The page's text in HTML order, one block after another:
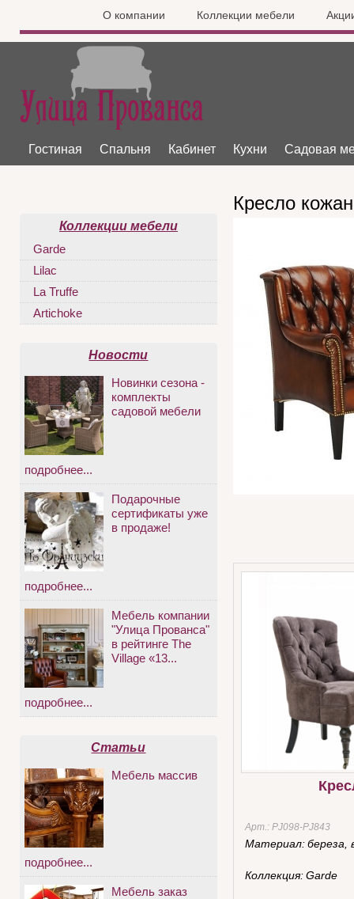
О компании Коллекции мебели
Гостиная Спальня Кабинет Кухни Садовая
Кресло
Арт.: PJ098-PJ843
Материал:береза,
Коллекция:Garde
Коллекции мебели
Garde
Lilac
La Truffe
Artichoke
Новости
Новинки сезона -
комплекты
садовой мебели
подробнее...
Подарочные
сертификаты уже
в продаже!
подробнее...
Мебель компании
"Улица Прованса"
в рейтинге The
Village «13...
подробнее...
Статьи
Мебель массив
подробнее...
Мебель заказ